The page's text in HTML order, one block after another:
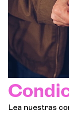
Lea nuestras